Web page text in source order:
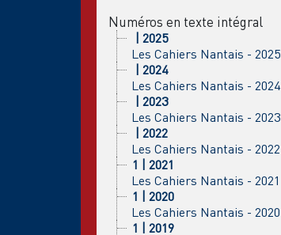
Numéros en texte intégral
| 2025
Les Cahiers Nantais - 2025
| 2024
Les Cahiers Nantais - 2024
| 2023
Les Cahiers Nantais - 2023
| 2022
Les Cahiers Nantais - 2022
1 | 2021
Les Cahiers Nantais - 2021
1 | 2020
Les Cahiers Nantais - 2020
1 | 2019